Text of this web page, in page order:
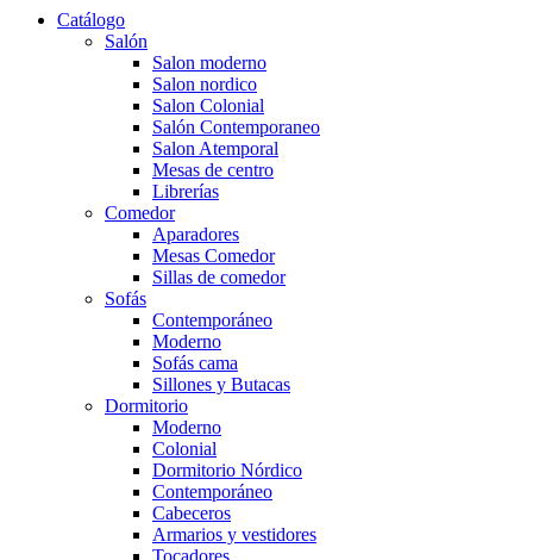
Catálogo
Salón
Salon moderno
Salon nordico
Salon Colonial
Salón Contemporaneo
Salon Atemporal
Mesas de centro
Librerías
Comedor
Aparadores
Mesas Comedor
Sillas de comedor
Sofás
Contemporáneo
Moderno
Sofás cama
Sillones y Butacas
Dormitorio
Moderno
Colonial
Dormitorio Nórdico
Contemporáneo
Cabeceros
Armarios y vestidores
Tocadores